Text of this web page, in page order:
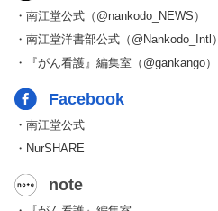
・南江堂公式（@nankodo_NEWS）
・南江堂洋書部公式（@Nankodo_Intl）
・『がん看護』編集室（@gankango）
Facebook
・南江堂公式
・NurSHARE
note